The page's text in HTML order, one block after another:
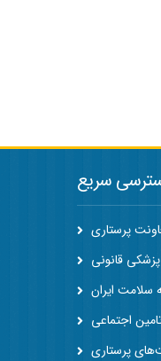
سریع
پرستاری
قانونی
سلامت ایران
اجتماعی
پرستاری